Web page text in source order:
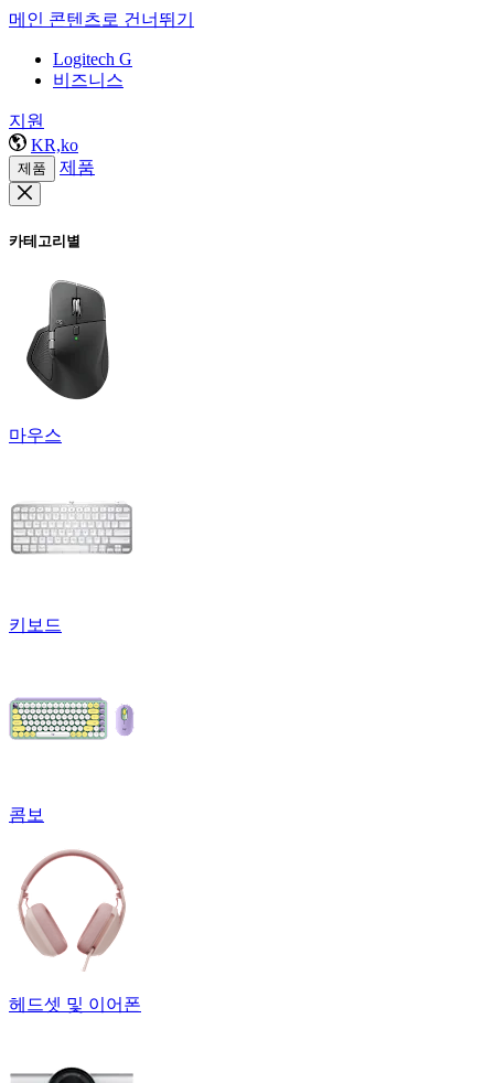
메인 콘텐츠로 건너뛰기
Logitech G
비즈니스
지원
KR,ko
제품 제품
카테고리별
마우스
키보드
콤보
헤드셋 및 이어폰